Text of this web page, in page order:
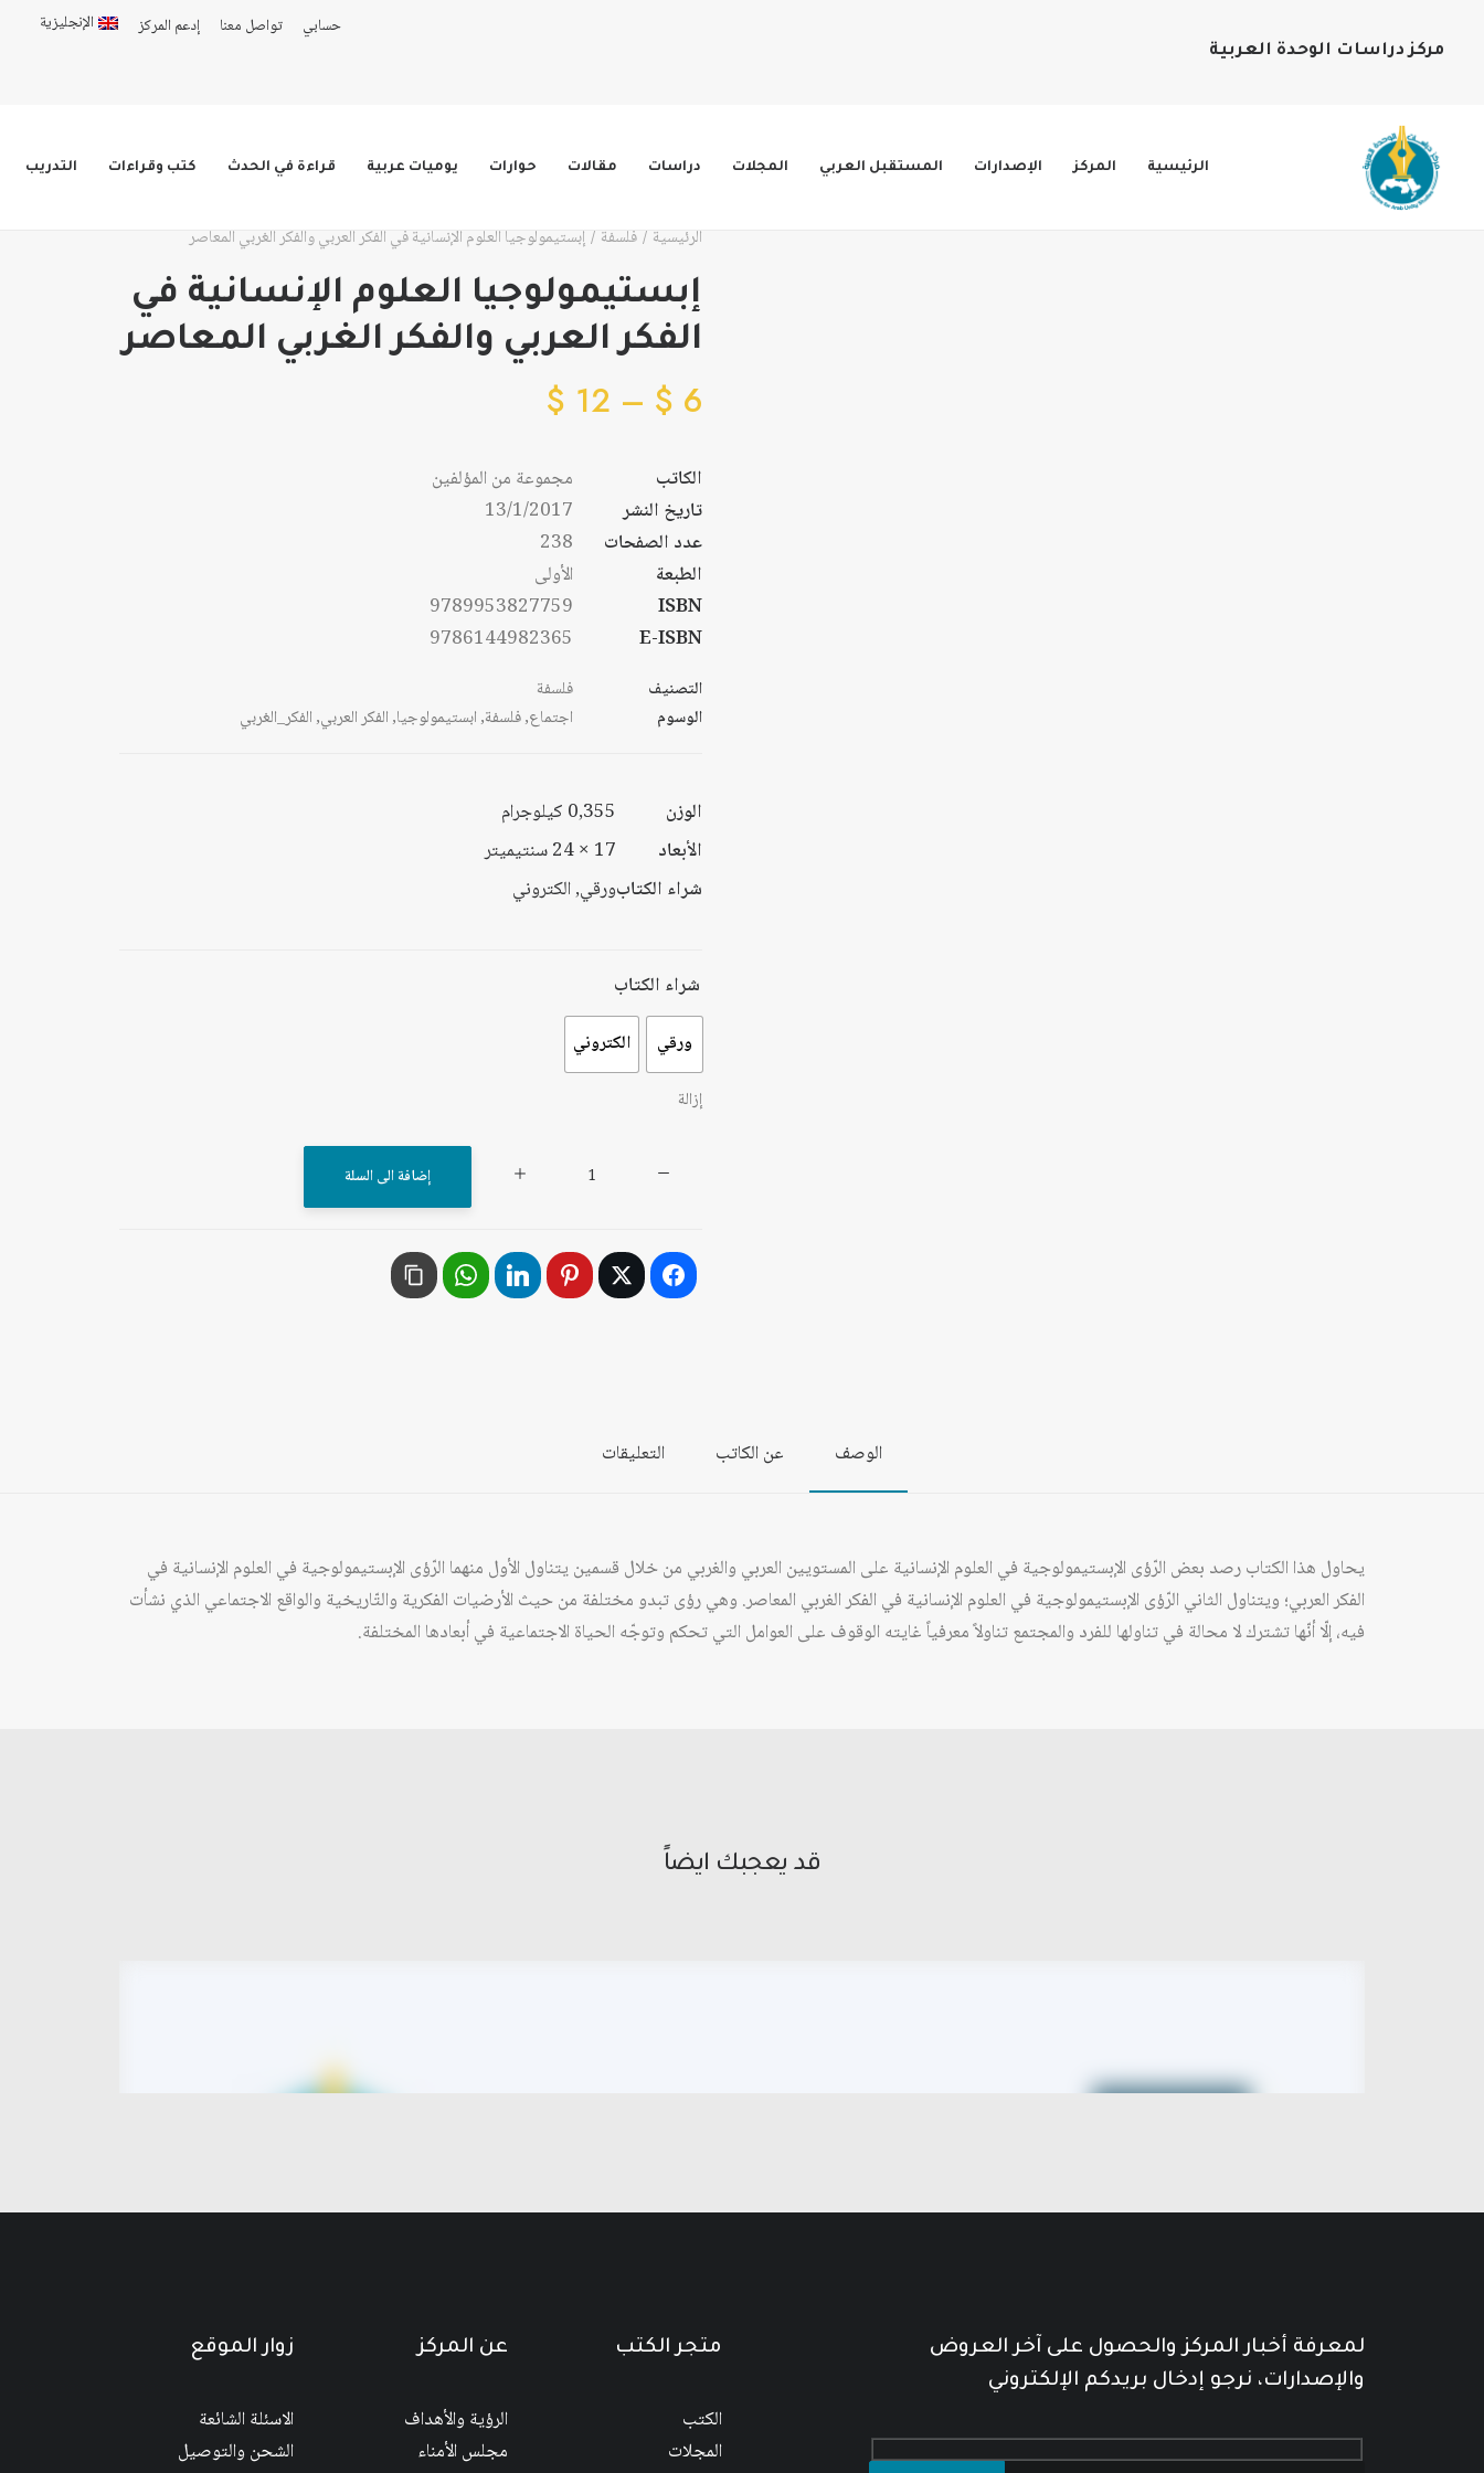
مركز دراسات الوحدة العربية
حسابي تواصل معنا إدعم المركز الإنجليزية
الرئيسية المركز الإصدارات المستقبل العربي المجلات دراسات مقالات حوارات يوميات عربية قراءة في الحدث كتب وقراءات التدريب
الرئيسية فلسفة إبستيمولوجيا العلوم الإنسانية في الفكر العربي والفكر الغربي المعاصر
إبستيمولوجيا العلوم الإنسانية في
الفكر العربي والفكر الغربي المعاصر
6
$
–
12
$
من
خلال
الكاتب
مجموعة من المؤلفين
تاريخ النشر
13/1/2017
عدد الصفحات
238
الطبعة
الأولى
ISBN
9789953827759
E-ISBN
9786144982365
التصنيف
فلسفة
الوسوم
اجتماع,فلسفة,ابستيمولوجيا,الفكر العربي,الفكر_الغربي
الوزن
0,355 كيلوجرام
الأبعاد
17 × 24 سنتيميتر
شراء الكتابورقي, الكتروني
شراء الكتاب
ورقي الكتروني
إزالة
الإنسانية
في
المعاصر
إضافة الى السلة
الوصف عن الكاتب التعليقات
يحاول هذا الكتاب رصد بعض الرّؤى الإبستيمولوجية في العلوم الإنسانية على المستويين العربي والغربي من خلال قسمين يتناول الأول منهما الرّؤى الإبستيمولوجية في العلوم الإنسانية في
الفكر العربي؛ ويتناول الثاني الرّؤى الإبستيمولوجية في العلوم الإنسانية في الفكر الغربي المعاصر. وهي رؤى تبدو مختلفة من حيث الأرضيات الفكرية والتّاريخية والواقع الاجتماعي الذي نشأت
فيه، إلّا أنّها تشترك لا محالة في تناولها للفرد والمجتمع تناولاً معرفياً غايته الوقوف على العوامل التي تحكم وتوجّه الحياة الاجتماعية في أبعادها المختلفة.
قد يعجبك ايضاً
لمعرفة أخبار المركز والحصول على آخر العروض
والإصدارات، نرجو إدخال بريدكم الإلكتروني
متجر الكتب
الكتب
المجلات
عن المركز
الرؤية والأهداف
مجلس الأمناء
زوار الموقع
الاسئلة الشائعة
الشحن والتوصيل